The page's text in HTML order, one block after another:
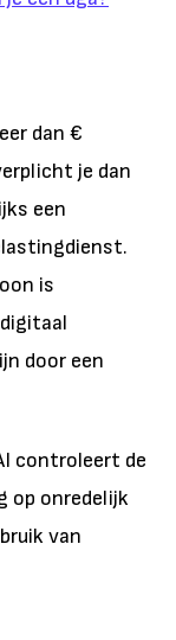
dan €
je dan
een
is
door een
controleert de
op onredelijk
van